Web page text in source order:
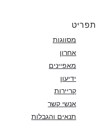
תפריט
מסווגות
אחרון
מאפיינים
ידיעון
קריירות
אנשי קשר
תנאים והגבלות